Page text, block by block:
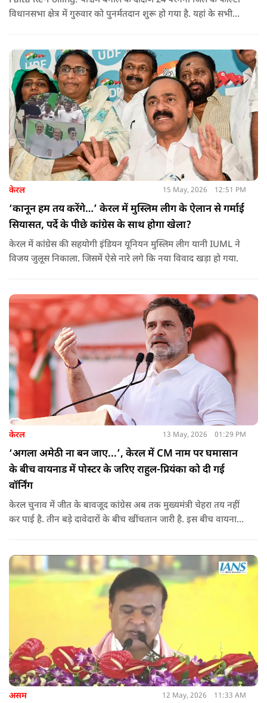
विधानसभा क्षेत्र में गुरुवार को पुनर्मतदान शुरू हो गया है. यहां के सभी
केरल 15 May, 2026 12:51 PM
‘कानून हम तय करेंगे…’ केरल में मुस्लिम लीग के ऐलान से गर्माई
सियासत, पर्दे के पीछे कांग्रेस के साथ होगा खेला?
केरल में कांग्रेस की सहयोगी इंडियन यूनियन मुस्लिम लीग यानी IUML ने
विजय जुलूस निकाला. जिसमें ऐसे नारे लगे कि नया विवाद खड़ा हो गया.
केरल 13 May, 2026 01:29 PM
‘अगला अमेठी ना बन जाए...’, केरल में CM नाम पर घमासान
के बीच वायनाड में पोस्टर के जरिए राहुल-प्रियंका को दी गई
वॉर्निंग
केरल चुनाव में जीत के बावजूद कांग्रेस अब तक मुख्यमंत्री चेहरा तय नहीं
कर पाई है. तीन बड़े दावेदारों के बीच खींचतान जारी है. इस बीच वायनाड
असम 12 May, 2026 11:33 AM